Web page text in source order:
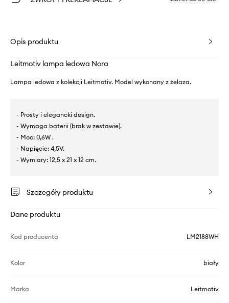
Opis produktu
Leitmotiv lampa ledowa Nora
Lampa ledowa z kolekcji Leitmotiv. Model wykonany z żelaza.
- Prosty i elegancki design.
- Wymaga baterii (brak w zestawie).
- Moc: 0,6W .
- Napięcie: 4,5V.
- Wymiary: 12,5 x 21 x 12 cm.
Szczegóły produktu
Dane produktu
Kod producenta LM2188WH
Kolor biały
Marka Leitmotiv